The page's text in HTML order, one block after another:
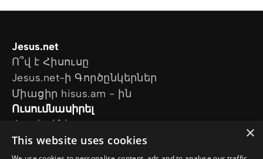
Jesus.net
Ո՞վ է Հիսուսը
Jesus.net-ի Գործընկերներ
Միացիր hisus.am - ին
Ուսումնասիրել
Հոդվածներ
Տեսանյութեր
Մեր նախագծերը
×
This website uses cookies